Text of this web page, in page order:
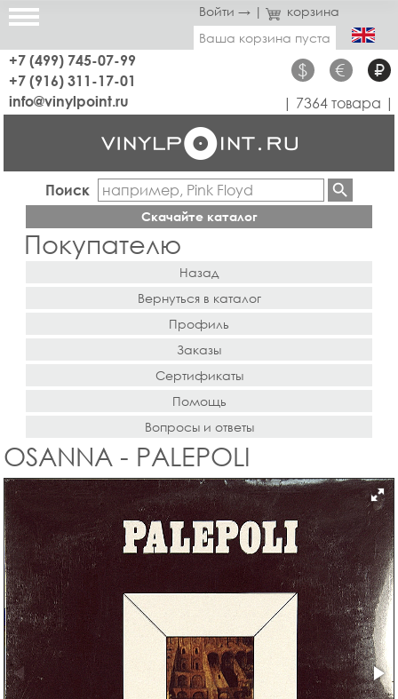
Войти → |
корзина
Ваша корзина пуста
+7 (499) 745-07-99
+7 (916) 311-17-01
$ € ₽
info@vinylpoint.ru | 7364 товара |
Поиск
Скачайте каталог
Покупателю
Назад
Вернуться в каталог
Профиль
Заказы
Сертификаты
Помощь
Вопросы и ответы
OSANNA - PALEPOLI